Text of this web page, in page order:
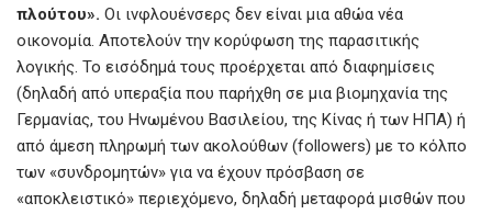
πλούτου». Οι ινφλουένσερς δεν είναι μια αθώα νέα
οικονομία. Αποτελούν την κορύφωση της παρασιτικής
λογικής. Το εισόδημά τους προέρχεται από διαφημίσεις
(δηλαδή από υπεραξία που παρήχθη σε μια βιομηχανία της
Γερμανίας, του Ηνωμένου Βασιλείου, της Κίνας ή των ΗΠΑ) ή
από άμεση πληρωμή των ακολούθων (followers) με το κόλπο
των «συνδρομητών» για να έχουν πρόσβαση σε
«αποκλειστικό» περιεχόμενο, δηλαδή μεταφορά μισθών που